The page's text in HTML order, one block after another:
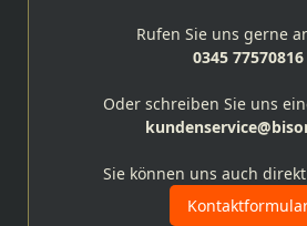
Rufen Sie uns gerne
0345 77570816
Oder schreiben Sie uns
Sie können uns auch